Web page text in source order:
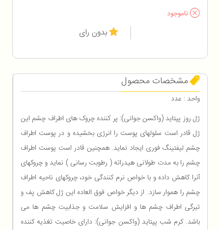
ناموجود
بدون رای
مشخصات محصول
واحد : عدد
ژل روز پپتاید (واکسن جوانی): پر کننده چروک های اطراف چشم این
ژل قادر است سلولهای پوست را انرژی بخشیده و در پوست اطراف
چشم لیفتینگ فوری ایجاد نماید. همچنین قادر است پوست اطراف
چشم را به مدت طولانی هیدراته ( رطوبت رسانی ) نماید و چروکهای
آنرا کاهش داده و با خواص نرم کنندگی خود، چروکهای ناحیه اطراف
چشم را هموار سازد. از دیگر خواص فوق العاده این ژل کاهش پف و
تیرگی اطراف چشم ها و افزایش سلامت و جذابیت چشم ها می
باشد. کرم شب پپتاید (واکسن جوانی): دارای خاصیت تغذیه کننده